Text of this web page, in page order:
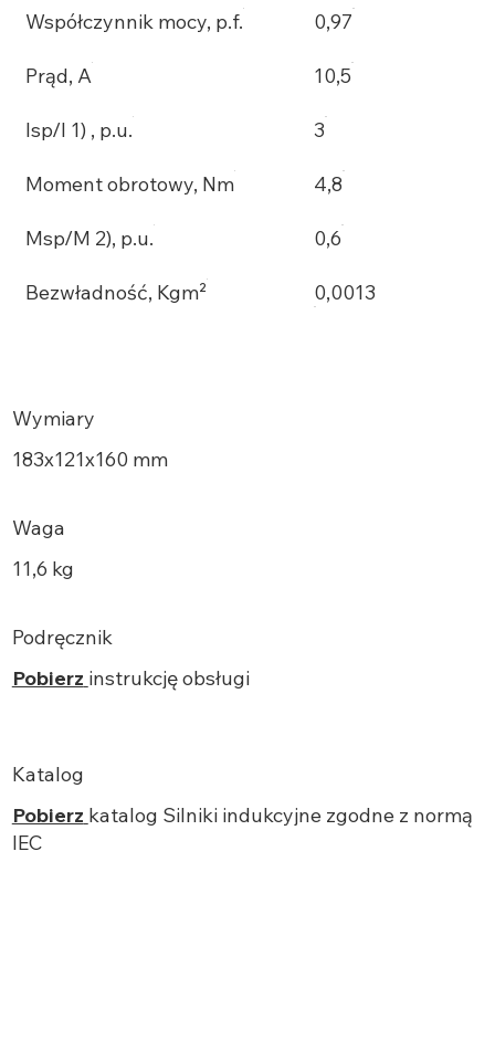
Współczynnik mocy, p.f. 0,97
Prąd, A 10,5
Isp/I 1) , p.u. 3
Moment obrotowy, Nm 4,8
Msp/M 2), p.u. 0,6
Bezwładność, Kgm² 0,0013
Wymiary
183х121x160 mm
Waga
11,6 kg
Podręcznik
Pobierz instrukcję obsługi
Katalog
Pobierz katalog Silniki indukcyjne zgodne z normą
IEC